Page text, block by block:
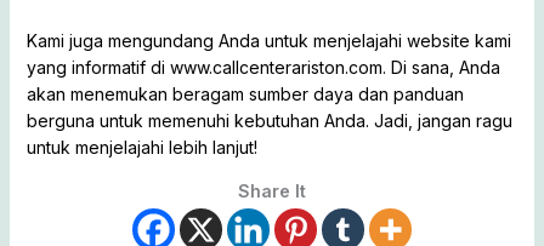
Kami juga mengundang Anda untuk menjelajahi website kami
yang informatif di www.callcenterariston.com. Di sana, Anda
akan menemukan beragam sumber daya dan panduan
berguna untuk memenuhi kebutuhan Anda. Jadi, jangan ragu
untuk menjelajahi lebih lanjut!
Share It